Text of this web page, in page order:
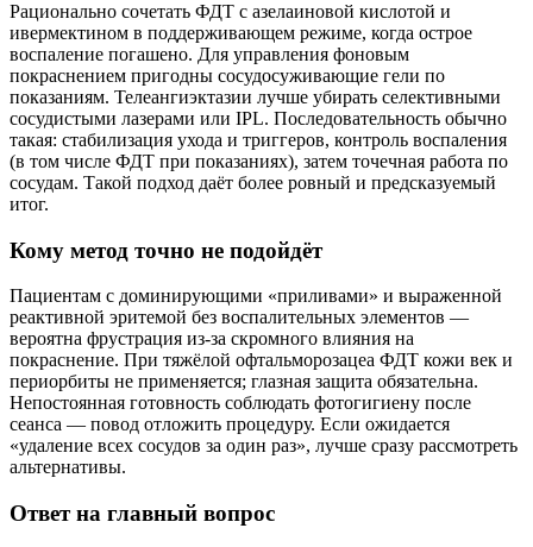
Рационально сочетать ФДТ с азелаиновой кислотой и
ивермектином в поддерживающем режиме, когда острое
воспаление погашено. Для управления фоновым
покраснением пригодны сосудосуживающие гели по
показаниям. Телеангиэктазии лучше убирать селективными
сосудистыми лазерами или IPL. Последовательность обычно
такая: стабилизация ухода и триггеров, контроль воспаления
(в том числе ФДТ при показаниях), затем точечная работа по
сосудам. Такой подход даёт более ровный и предсказуемый
итог.
Кому метод точно не подойдёт
Пациентам с доминирующими «приливами» и выраженной
реактивной эритемой без воспалительных элементов —
вероятна фрустрация из‑за скромного влияния на
покраснение. При тяжёлой офтальморозацеа ФДТ кожи век и
периорбиты не применяется; глазная защита обязательна.
Непостоянная готовность соблюдать фотогигиену после
сеанса — повод отложить процедуру. Если ожидается
«удаление всех сосудов за один раз», лучше сразу рассмотреть
альтернативы.
Ответ на главный вопрос